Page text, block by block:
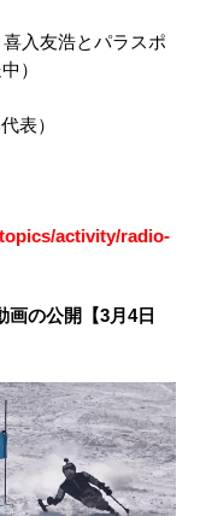
入友浩とパラスポ
）
表）
activity/radio-
画の公開【3月4日